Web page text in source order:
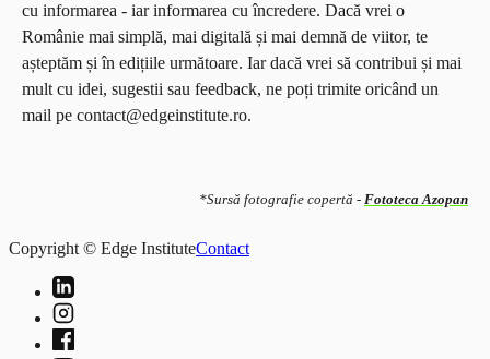
cu informarea - iar informarea cu încredere. Dacă vrei o
Românie mai simplă, mai digitală și mai demnă de viitor, te
așteptăm și în edițiile următoare. Iar dacă vrei să contribui și mai
mult cu idei, sugestii sau feedback, ne poți trimite oricând un
mail pe contact@edgeinstitute.ro.
*Sursă fotografie copertă - Fototeca Azopan
Copyright © Edge InstituteContact